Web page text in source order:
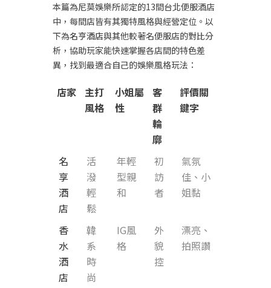
本篇為尼莫娛樂所認定的13間台北便服酒店
中，每間店皆有其獨特風格與經營定位。以
下為名亨酒店與其他較著名便服店的對比分
析，協助玩家能快速掌握各店間的特色差
異，找到最適合自己的娛樂風格玩法：
店家 主打
風格
小姐屬
性
客
群
輪
廓
評價關
鍵字
名
享
酒
店
活
潑
輕
鬆
年輕
型親
和
初
訪
者
氣氛
佳、小
姐黏
香
水
酒
店
韓
系
時
尚
IG風
格
外
貌
控
漂亮、
拍照讚